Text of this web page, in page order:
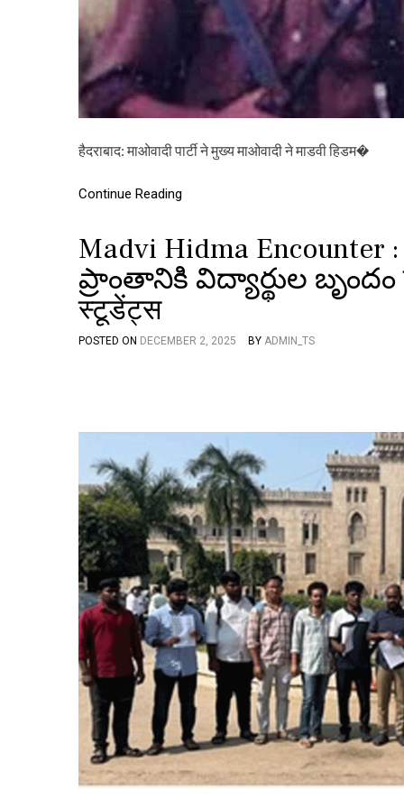
हैदराबाद: माओवादी पार्टी ने मुख्य माओवादी ने माडवी हिडम�
Continue Reading
Madvi Hidma
ప్రాంతానికి విద్యార్థుల బృందం
स्टूडेंट्स
POSTED ON DECEMBER 2, 2025 BY ADMIN_TS